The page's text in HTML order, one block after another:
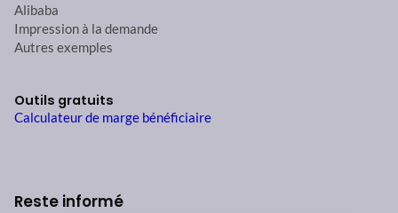
Alibaba
Impression à la demande
Autres exemples
Outils gratuits
Calculateur de marge bénéficiaire
Reste informé